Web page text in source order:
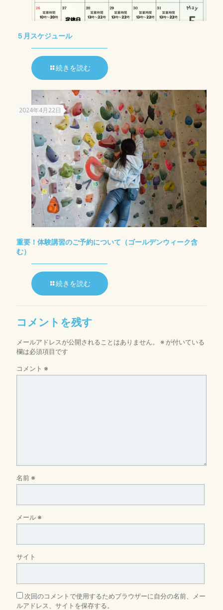
５月スケジュール
続きを読む
2024年4月22日
重要！体験講習のご予約について（ゴールデンウィーク含
む）
続きを読む
コメントを残す
メールアドレスが公開されることはありません。 ※ が付いている
欄は必須項目です
コメント ※
名前 ※
メール ※
サイト
次回のコメントで使用するためブラウザーに自分の名前、メー
ルアドレス、サイトを保存する。